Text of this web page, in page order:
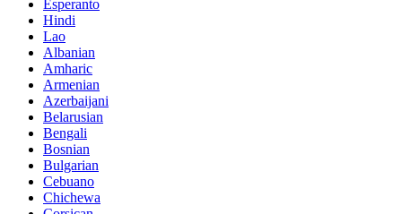
Esperanto
Hindi
Lao
Albanian
Amharic
Armenian
Azerbaijani
Belarusian
Bengali
Bosnian
Bulgarian
Cebuano
Chichewa